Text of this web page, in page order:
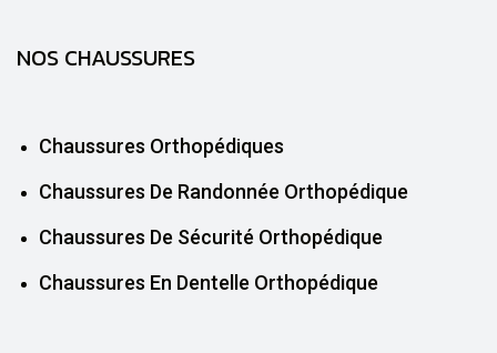
NOS CHAUSSURES
Chaussures Orthopédiques
Chaussures De Randonnée Orthopédique
Chaussures De Sécurité Orthopédique
Chaussures En Dentelle Orthopédique